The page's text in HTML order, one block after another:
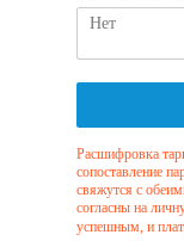
Расшифровка
сопоставление
свяжутся с
согласны на
успешным, и